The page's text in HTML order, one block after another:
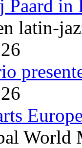
Paard in
latin-
World